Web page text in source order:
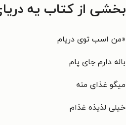
بخشی از کتاب یه
«من اسب توی دریام
باله دارم جای پام
میگو غذای منه
خیلی لذیذه غذام